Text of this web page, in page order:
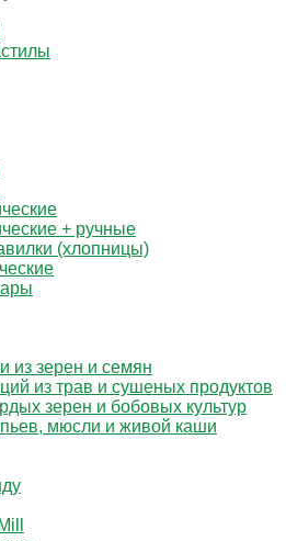
+ ручные
(хлопницы)
из зерен и семян
из трав и сушеных продуктов
зерен и бобовых культур
мюсли и живой каши